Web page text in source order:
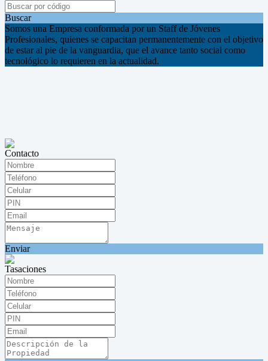
Buscar
Somos una Empresa conformada por un Staff de Jóvenes
Profesionales, quienes se capacitan permanentemente con el objetivo
de estar al pie de la vanguardia, que el avance tanto social como
tecnológico lo requieren en la actualidad.
Contacto
Enviar
Tasaciones